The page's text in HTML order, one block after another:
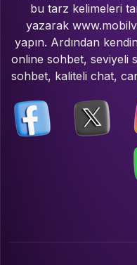
bu tarz kelimeleri
yazarak
yapın. Ardından
online sohbet, seviyeli
sohbet, kaliteli chat,